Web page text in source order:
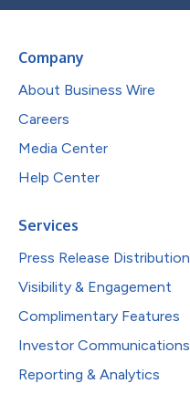
Company
About Business Wire
Careers
Media Center
Help Center
Services
Press Release Distribution
Visibility & Engagement
Complimentary Features
Investor Communications
Reporting & Analytics